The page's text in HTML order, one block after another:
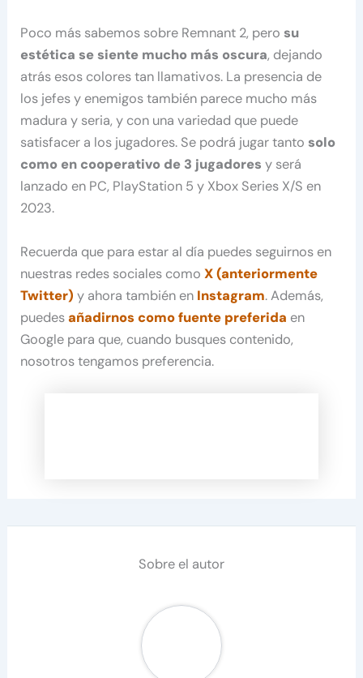
Poco más sabemos sobre Remnant 2, perosu
estética se siente mucho más oscura, dejando
atrás esos colores tan llamativos. La presencia de
los jefes y enemigos también parece mucho más
madura y seria, y con una variedad que puede
satisfacer a los jugadores. Se podrá jugar tantosolo
como en cooperativo de 3 jugadores y será
lanzado en PC, PlayStation 5 y Xbox Series X/S en
2023.
Recuerda que para estar al día puedes seguirnos en
nuestras redes sociales comoX (anteriormente
Twitter) y ahora también en Instagram. Además,
puedesañadirnos como fuente preferida en
Google para que, cuando busques contenido,
nosotros tengamos preferencia.
Sobre el autor